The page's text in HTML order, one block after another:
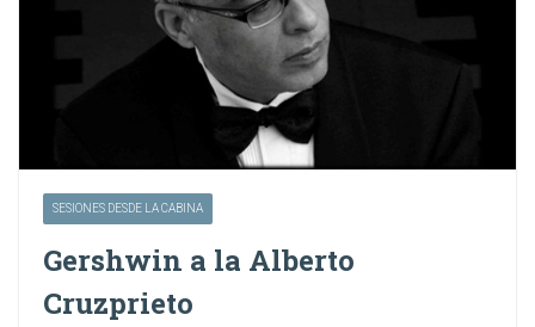
SESIONES DESDE LA CABINA
Gershwin a la Alberto
Cruzprieto